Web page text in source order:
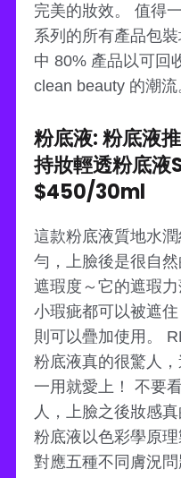
完美的妝效。 值得
系列的所有產品包
中 80% 產品以可回
clean beauty 的潮流
粉底液: 粉底液
持妝輕透粉底液
$450/30ml
這款粉底液質地水
勻，上臉後是很自
遮瑕度～它的遮瑕
小瑕疵都可以被遮
則可以疊加使用。
粉底液真的很驚人
一用就愛上！ 不要
人，上臉之後妝感
粉底液以色彩學原
對應五種不同膚況問